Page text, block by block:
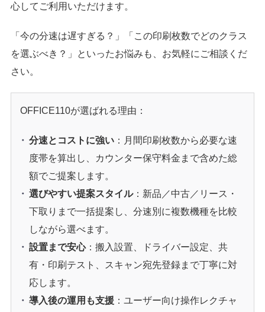
心してご利用いただけます。
「今の分速は遅すぎる？」「この印刷枚数でどのクラス
を選ぶべき？」といったお悩みも、お気軽にご相談くだ
さい。
OFFICE110が選ばれる理由：
分速とコストに強い：月間印刷枚数から必要な速
度帯を算出し、カウンター保守料金まで含めた総
額でご提案します。
選びやすい提案スタイル：新品／中古／リース・
下取りまで一括提案し、分速別に複数機種を比較
しながら選べます。
設置まで安心：搬入設置、ドライバー設定、共
有・印刷テスト、スキャン宛先登録まで丁寧に対
応します。
導入後の運用も支援：ユーザー向け操作レクチャ